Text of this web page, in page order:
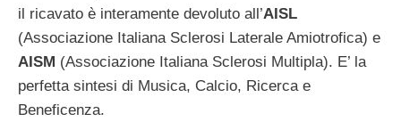
il ricavato è interamente devoluto all’AISL
(Associazione Italiana Sclerosi Laterale Amiotrofica) e
AISM (Associazione Italiana Sclerosi Multipla). E’ la
perfetta sintesi di Musica, Calcio, Ricerca e
Beneficenza.